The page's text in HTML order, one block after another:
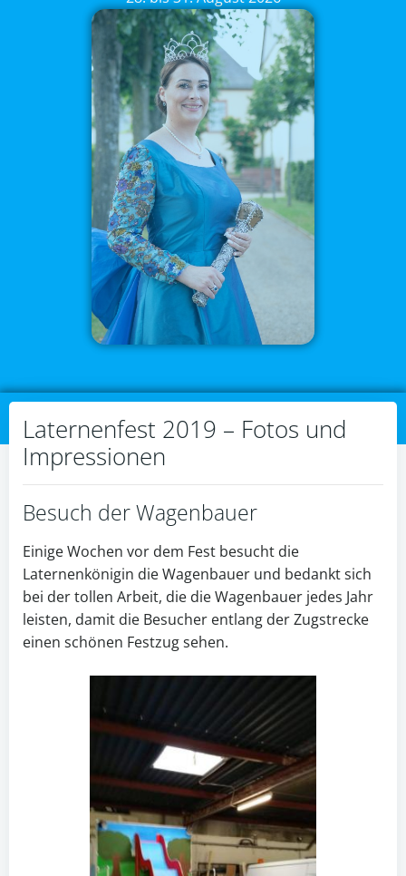
Laternenfest 2019 – Fotos und
Impressionen
Besuch der Wagenbauer
Einige Wochen vor dem Fest besucht die
Laternenkönigin die Wagenbauer und bedankt sich
bei der tollen Arbeit, die die Wagenbauer jedes Jahr
leisten, damit die Besucher entlang der Zugstrecke
einen schönen Festzug sehen.